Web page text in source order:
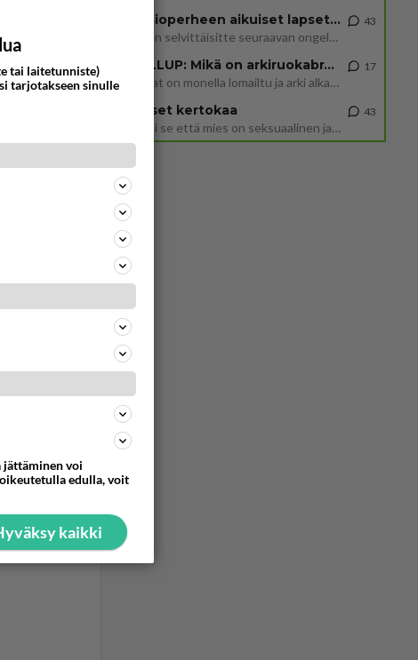
jo ns.
Uusioperheen aikuiset lapset tyhjentää jääkaapin käydessään
Miten selvittäisitte seuraavan ongelman, meillä on uusioperhe, minulla teini-ikäiset lapset ja puolisolla aikuiset, jotk
43
GALLUP: Mikä on arkiruokabravuurisi?
Lomat on monella lomailtu ja arki alkaa. Se voi tarkoittaa myös sitä, että grillailut on grillattu ja palataan arjen ruo
17
Naiset kertokaa
Miksi se että mies on seksuaalinen ja haluaa seksiä ja te olette hänen mielestänne haluttava on vastenmielistä? Mikä sii
43
tai laitetunniste)
tarjotakseen sinulle
jättäminen voi
edulla, voit
kaikki